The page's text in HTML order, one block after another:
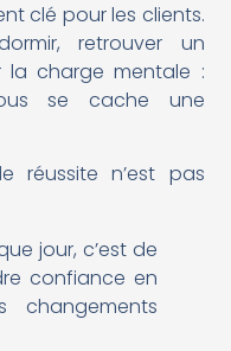
clé pour les clients.
retrouver un
la charge mentale :
se cache une
réussite n’est pas
jour, c’est de
confiance en